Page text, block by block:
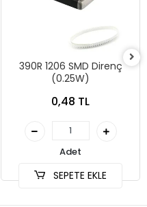
390R 1206 SMD Direnç
(0.25W)
0,48 TL
Adet
SEPETE EKLE